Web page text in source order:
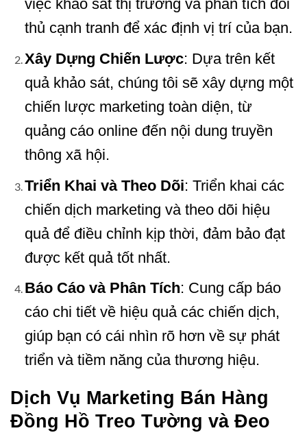
việc khảo sát thị trường và phân tích đối
thủ cạnh tranh để xác định vị trí của bạn.
Xây Dựng Chiến Lược: Dựa trên kết
quả khảo sát, chúng tôi sẽ xây dựng một
chiến lược marketing toàn diện, từ
quảng cáo online đến nội dung truyền
thông xã hội.
Triển Khai và Theo Dõi: Triển khai các
chiến dịch marketing và theo dõi hiệu
quả để điều chỉnh kịp thời, đảm bảo đạt
được kết quả tốt nhất.
Báo Cáo và Phân Tích: Cung cấp báo
cáo chi tiết về hiệu quả các chiến dịch,
giúp bạn có cái nhìn rõ hơn về sự phát
triển và tiềm năng của thương hiệu.
Dịch Vụ Marketing Bán Hàng
Đồng Hồ Treo Tường và Đeo